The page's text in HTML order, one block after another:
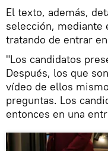
El texto, además,
selección, mediante
tratando de entrar
"Los candidatos
Después, los que
vídeo de ellos
preguntas. Los
entonces en una